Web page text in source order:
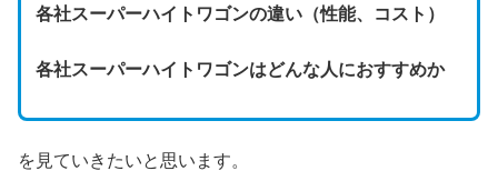
各社スーパーハイトワゴンの違い（性能、コスト）
各社スーパーハイトワゴンはどんな人におすすめか
を見ていきたいと思います。